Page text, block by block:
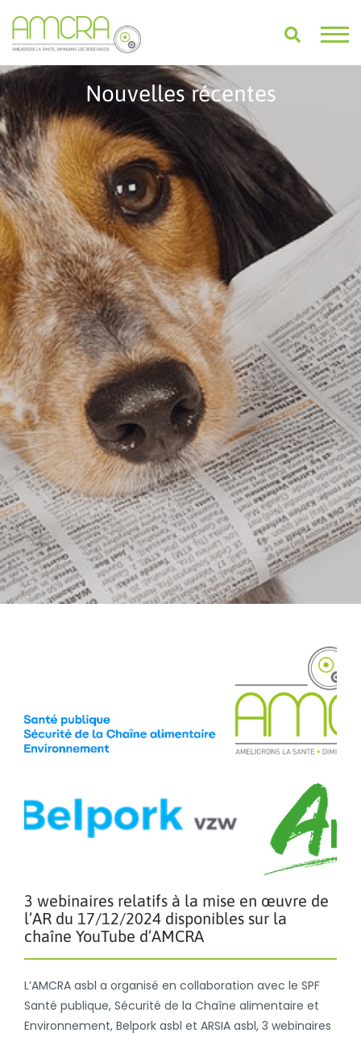
Nouvelles récentes
3 webinaires relatifs à la mise en œuvre de
l’AR du 17/12/2024 disponibles sur la
chaîne YouTube d’AMCRA
L’AMCRA asbl a organisé en collaboration avec le SPF
Santé publique, Sécurité de la Chaîne alimentaire et
Environnement, Belpork asbl et ARSIA asbl, 3 webinaires